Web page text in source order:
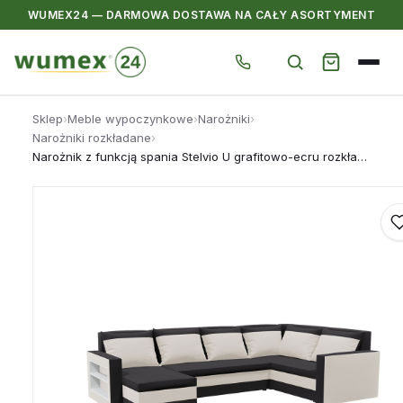
WUMEX24 — DARMOWA DOSTAWA NA CAŁY ASORTYMENT
Sklep›Meble wypoczynkowe›Narożniki›
Narożniki rozkładane›
Narożnik z funkcją spania Stelvio U grafitowo-ecru rozkładana rogówka